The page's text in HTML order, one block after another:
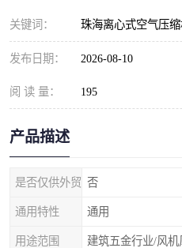
关键词： 珠海离心式空气压
发布日期： 2026-08-10
阅 读 量： 195
产品描述
是否仅供外贸 否
通用特性 通用
用途范围 建筑五金行业/风